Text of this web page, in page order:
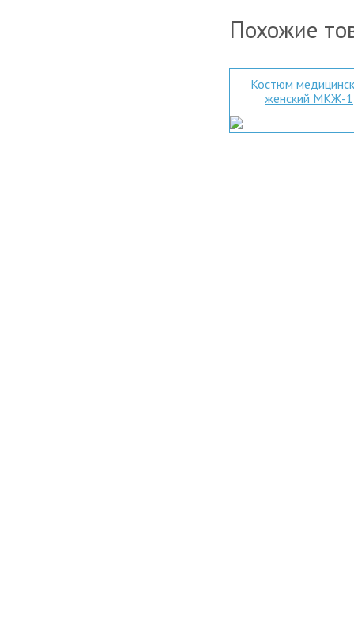
Похожие
Костюм
женский МКЖ-1